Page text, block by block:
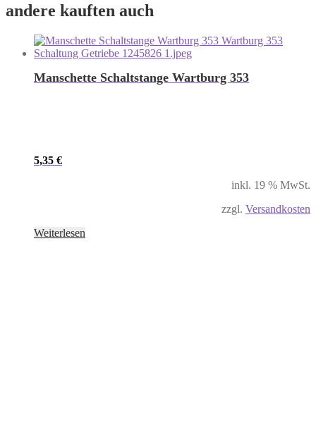
andere kauften auch
Manschette Schaltstange Wartburg 353
5,35 €
inkl. 19 % MwSt.
zzgl. Versandkosten
Weiterlesen